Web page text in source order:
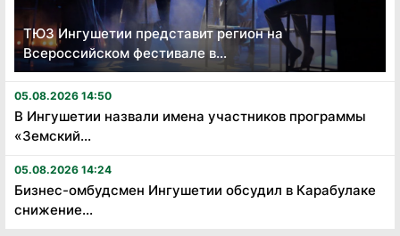
ТЮЗ Ингушетии представит регион на
Всероссийском фестивале в...
05.08.2026 14:50
В Ингушетии назвали имена участников программы
«Земский...
05.08.2026 14:24
Бизнес-омбудсмен Ингушетии обсудил в Карабулаке
снижение...